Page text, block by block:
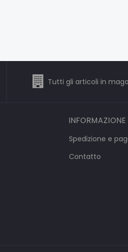
Tutti gli articoli in
INFORMAZIONE
Spedizione e
Contatto